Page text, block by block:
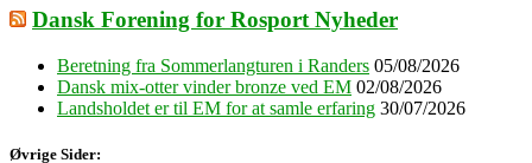
Dansk Forening for Rosport Nyheder
Beretning fra Sommerlangturen i Randers 05/08/2026
Dansk mix-otter vinder bronze ved EM 02/08/2026
Landsholdet er til EM for at samle erfaring 30/07/2026
Øvrige Sider: